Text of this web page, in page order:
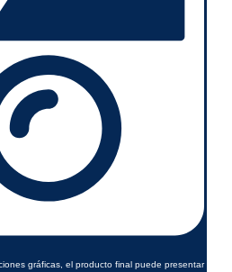
gráficas, el producto final puede presentar